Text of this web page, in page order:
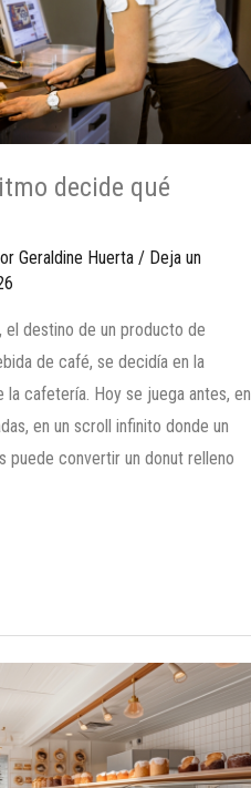
decide qué
Geraldine Huerta / Deja un
el destino de un producto de
de café, se decidía en la
la cafetería. Hoy se juega antes, en
en un scroll infinito donde un
puede convertir un donut relleno